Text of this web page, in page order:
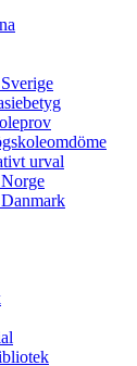
urval